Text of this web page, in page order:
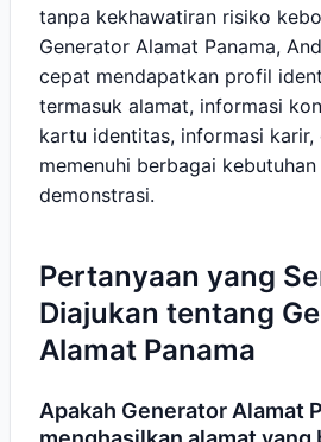
tanpa kekhawatiran risiko
Generator Alamat Panama,
cepat mendapatkan profil
termasuk alamat, informasi
kartu identitas, informasi karir,
memenuhi berbagai
demonstrasi.
Pertanyaan yang
Diajukan tentang
Alamat Panama
Apakah Generator Alamat